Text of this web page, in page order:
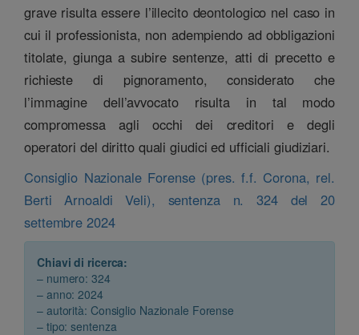
grave risulta essere l’illecito deontologico nel caso in
cui il professionista, non adempiendo ad obbligazioni
titolate, giunga a subire sentenze, atti di precetto e
richieste di pignoramento, considerato che
l’immagine dell’avvocato risulta in tal modo
compromessa agli occhi dei creditori e degli
operatori del diritto quali giudici ed ufficiali giudiziari.
Consiglio Nazionale Forense (pres. f.f. Corona, rel.
Berti Arnoaldi Veli), sentenza n. 324 del 20
settembre 2024
Chiavi di ricerca:
– numero: 324
– anno: 2024
– autorità: Consiglio Nazionale Forense
– tipo: sentenza